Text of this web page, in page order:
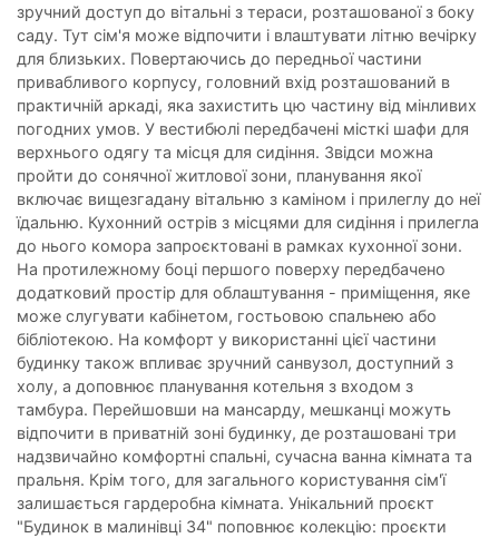
зручний доступ до вітальні з тераси, розташованої з боку
саду. Тут сім'я може відпочити і влаштувати літню вечірку
для близьких. Повертаючись до передньої частини
привабливого корпусу, головний вхід розташований в
практичній аркаді, яка захистить цю частину від мінливих
погодних умов. У вестибюлі передбачені місткі шафи для
верхнього одягу та місця для сидіння. Звідси можна
пройти до сонячної житлової зони, планування якої
включає вищезгадану вітальню з каміном і прилеглу до неї
їдальню. Кухонний острів з місцями для сидіння і прилегла
до нього комора запроєктовані в рамках кухонної зони.
На протилежному боці першого поверху передбачено
додатковий простір для облаштування - приміщення, яке
може слугувати кабінетом, гостьовою спальнею або
бібліотекою. На комфорт у використанні цієї частини
будинку також впливає зручний санвузол, доступний з
холу, а доповнює планування котельня з входом з
тамбура. Перейшовши на мансарду, мешканці можуть
відпочити в приватній зоні будинку, де розташовані три
надзвичайно комфортні спальні, сучасна ванна кімната та
пральня. Крім того, для загального користування сім'ї
залишається гардеробна кімната. Унікальний проєкт
"Будинок в малинівці 34" поповнює колекцію: проєкти